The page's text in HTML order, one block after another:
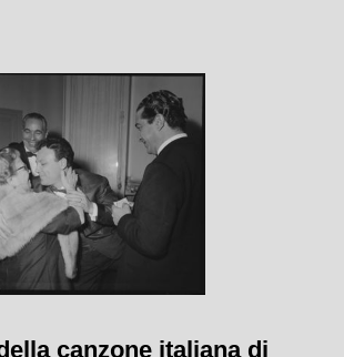
canzone italiana di